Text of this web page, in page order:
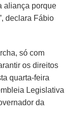
aliança porque
declara Fábio
só com
os direitos
quarta-feira
Legislativa
da